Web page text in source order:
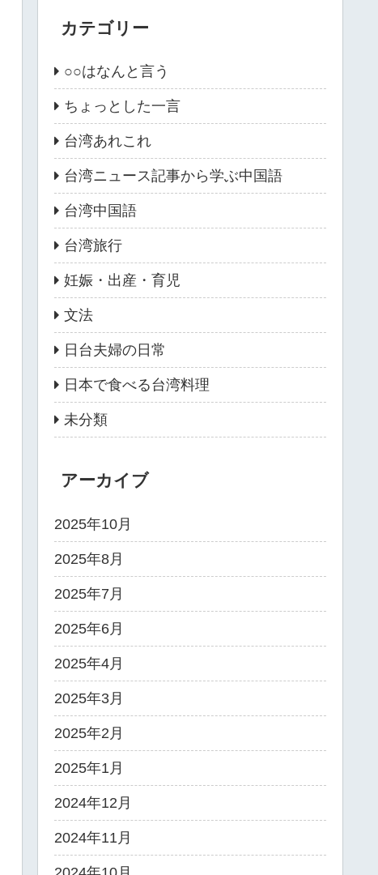
カテゴリー
○○はなんと言う
ちょっとした一言
台湾あれこれ
台湾ニュース記事から学ぶ中国語
台湾中国語
台湾旅行
妊娠・出産・育児
文法
日台夫婦の日常
日本で食べる台湾料理
未分類
アーカイブ
2025年10月
2025年8月
2025年7月
2025年6月
2025年4月
2025年3月
2025年2月
2025年1月
2024年12月
2024年11月